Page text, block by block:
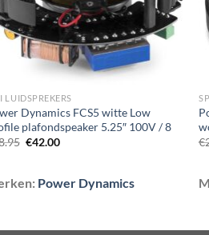
LUIDSPREKERS
Dynamics FCS5 witte Low
plafondspeaker 5.25″ 100V / 8
Oorspronkelijke
€42.00Huidige
Power Dynamics
€